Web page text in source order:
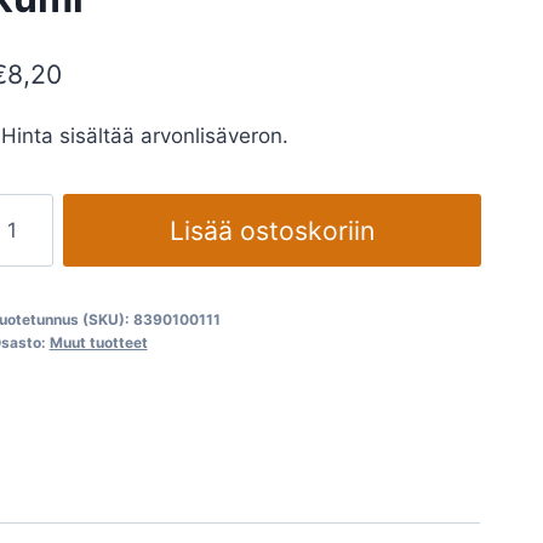
8,20
sisältää arvonlisäveron.
70
Lisää ostoskoriin
(SKU): 8390100111
Muut tuotteet